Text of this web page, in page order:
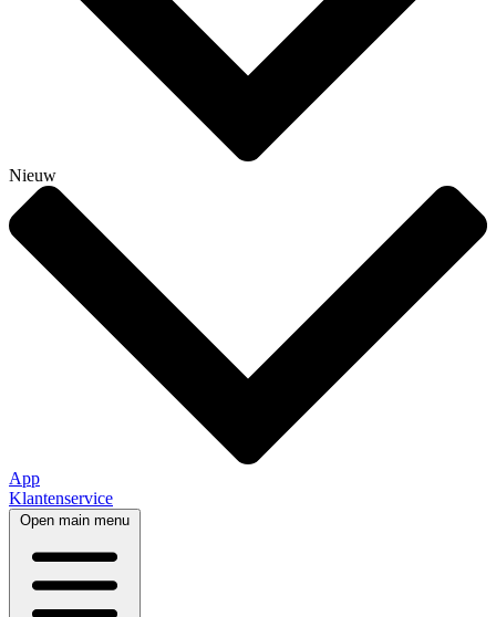
Nieuw
App
Klantenservice
Open main menu